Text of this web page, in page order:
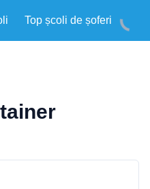
Top școli de șoferi